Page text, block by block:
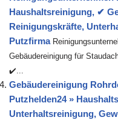
Haushaltsreinigung, ✔
Reinigungskräfte,
Putzfirma
Gebäudereinigung für
✔️...
Gebäudereinigung
Putzhelden24 »
Unterhaltsreinigung,